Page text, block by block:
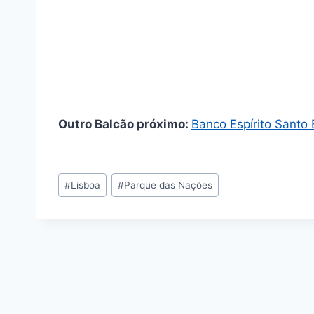
Outro Balcão próximo: Banco Espírito Santo
Tags
de
#Lisboa #Parque das Nações